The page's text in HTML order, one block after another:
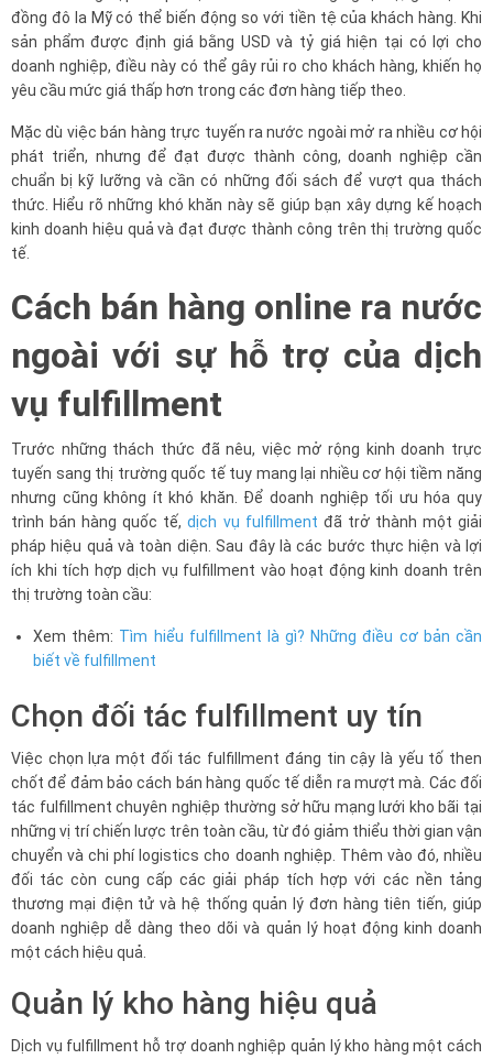
đồng đô la Mỹ có thể biến động so với tiền tệ của khách hàng. Khi
sản phẩm được định giá bằng USD và tỷ giá hiện tại có lợi cho
doanh nghiệp, điều này có thể gây rủi ro cho khách hàng, khiến họ
yêu cầu mức giá thấp hơn trong các đơn hàng tiếp theo.
Mặc dù việc bán hàng trực tuyến ra nước ngoài mở ra nhiều cơ hội
phát triển, nhưng để đạt được thành công, doanh nghiệp cần
chuẩn bị kỹ lưỡng và cần có những đối sách để vượt qua thách
thức. Hiểu rõ những khó khăn này sẽ giúp bạn xây dựng kế hoạch
kinh doanh hiệu quả và đạt được thành công trên thị trường quốc
tế.
Cách bán hàng online ra nước
ngoài với sự hỗ trợ của dịch
vụ fulfillment
Trước những thách thức đã nêu, việc mở rộng kinh doanh trực
tuyến sang thị trường quốc tế tuy mang lại nhiều cơ hội tiềm năng
nhưng cũng không ít khó khăn. Để doanh nghiệp tối ưu hóa quy
trình bán hàng quốc tế,dịch vụ fulfillment đã trở thành một giải
pháp hiệu quả và toàn diện. Sau đây là các bước thực hiện và lợi
ích khi tích hợp dịch vụ fulfillment vào hoạt động kinh doanh trên
thị trường toàn cầu:
Xem thêm: Tìm hiểu fulfillment là gì? Những điều cơ bản cần
biết về fulfillment
Chọn đối tác fulfillment uy tín
Việc chọn lựa một đối tác fulfillment đáng tin cậy là yếu tố then
chốt để đảm bảo cách bán hàng quốc tế diễn ra mượt mà. Các đối
tác fulfillment chuyên nghiệp thường sở hữu mạng lưới kho bãi tại
những vị trí chiến lược trên toàn cầu, từ đó giảm thiểu thời gian vận
chuyển và chi phí logistics cho doanh nghiệp. Thêm vào đó, nhiều
đối tác còn cung cấp các giải pháp tích hợp với các nền tảng
thương mại điện tử và hệ thống quản lý đơn hàng tiên tiến, giúp
doanh nghiệp dễ dàng theo dõi và quản lý hoạt động kinh doanh
một cách hiệu quả.
Quản lý kho hàng hiệu quả
Dịch vụ fulfillment hỗ trợ doanh nghiệp quản lý kho hàng một cách